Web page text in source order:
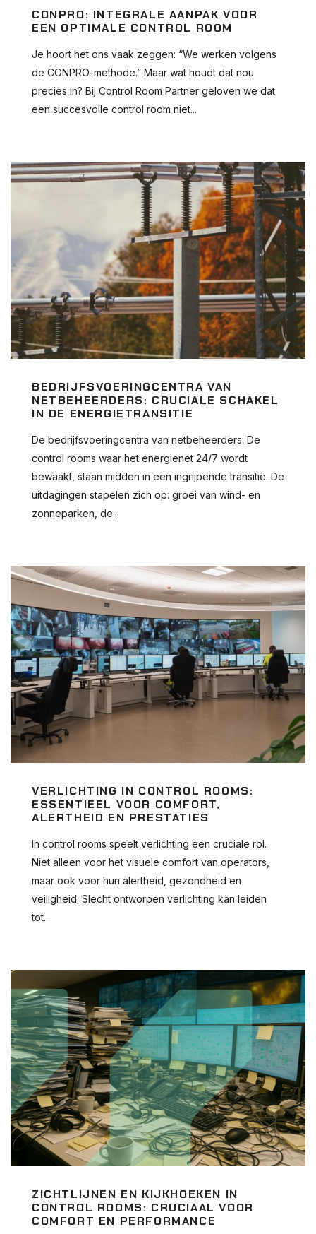
CONPRO: INTEGRALE AANPAK VOOR
EEN OPTIMALE CONTROL ROOM
Je hoort het ons vaak zeggen: “We werken volgens
de CONPRO-methode.” Maar wat houdt dat nou
precies in? Bij Control Room Partner geloven we dat
een succesvolle control room niet...
BEDRIJFSVOERINGCENTRA VAN
NETBEHEERDERS: CRUCIALE SCHAKEL
IN DE ENERGIETRANSITIE
De bedrijfsvoeringcentra van netbeheerders. De
control rooms waar het energienet 24/7 wordt
bewaakt, staan midden in een ingrijpende transitie. De
uitdagingen stapelen zich op: groei van wind- en
zonneparken, de...
VERLICHTING IN CONTROL ROOMS:
ESSENTIEEL VOOR COMFORT,
ALERTHEID EN PRESTATIES
In control rooms speelt verlichting een cruciale rol.
Niet alleen voor het visuele comfort van operators,
maar ook voor hun alertheid, gezondheid en
veiligheid. Slecht ontworpen verlichting kan leiden
tot...
ZICHTLIJNEN EN KIJKHOEKEN IN
CONTROL ROOMS: CRUCIAAL VOOR
COMFORT EN PERFORMANCE